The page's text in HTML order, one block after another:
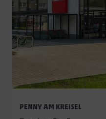
PENNY AM KREISEL